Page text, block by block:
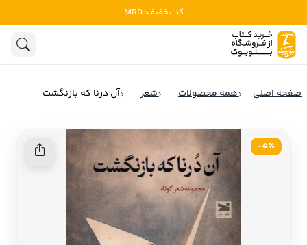
کد تخفیف: MRD
ادبیات
تاریخ و سیاست
ادبیات انگلیس
ادبیات فرانسه
ادبیات ایتالیا
ادبیات روسیه
ادبیات آمریکای لاتین
صفحه اصلی همه محصولات شعر آن درنا که بازنگشت
5٪-